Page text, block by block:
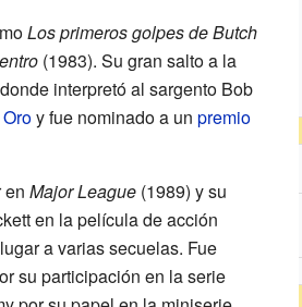
Los primeros golpes de Butch
(1983). Su gran salto a la
interpretó al sargento Bob
y fue nominado a un premio
Major League(1989) y su
en la película de acción
a varias secuelas. Fue
su participación en la serie